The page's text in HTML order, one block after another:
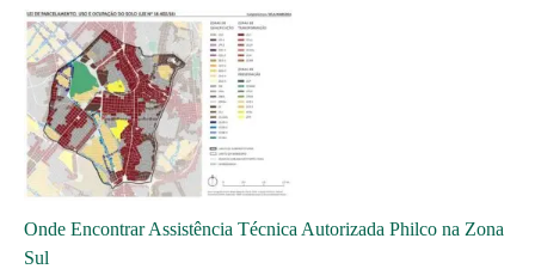
Onde Encontrar Assistência Técnica Autorizada Philco na Zona
Sul